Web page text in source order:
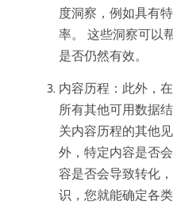
度洞察，例如具有
率。 这些洞察可以
是否仍然有效。
内容历程：此外，
所有其他可用数据
关内容历程的其他
外，特定内容是否
容是否会导致转化
识，您就能确定各